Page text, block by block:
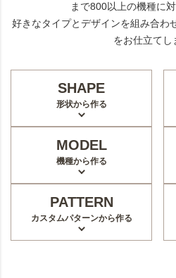
まで800以上の機種に
好きなタイプとデザインを組み合わ
をお仕立てし
SHAPE
形状から作る
MODEL
機種から作る
PATTERN
カスタムパターンから作る